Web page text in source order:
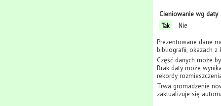
Cieniowanie wg daty
Tak
Nie
Prezentowane dane
bibliografii, okazach z
Część danych może
Brak daty może
rekordy
Trwa gromadzenie
zaktualizuje się